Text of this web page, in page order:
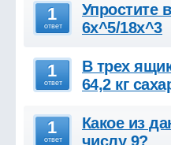
1
ответ
Упростите
6x^5/18x^3
1
ответ
В трех
64,2 кг
1
ответ
Какое из
числу 9?